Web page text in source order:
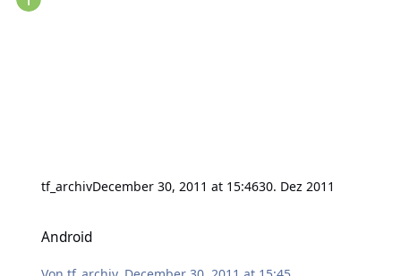
tf_archivDecember 30, 2011 at 15:4630. Dez 2011
Android